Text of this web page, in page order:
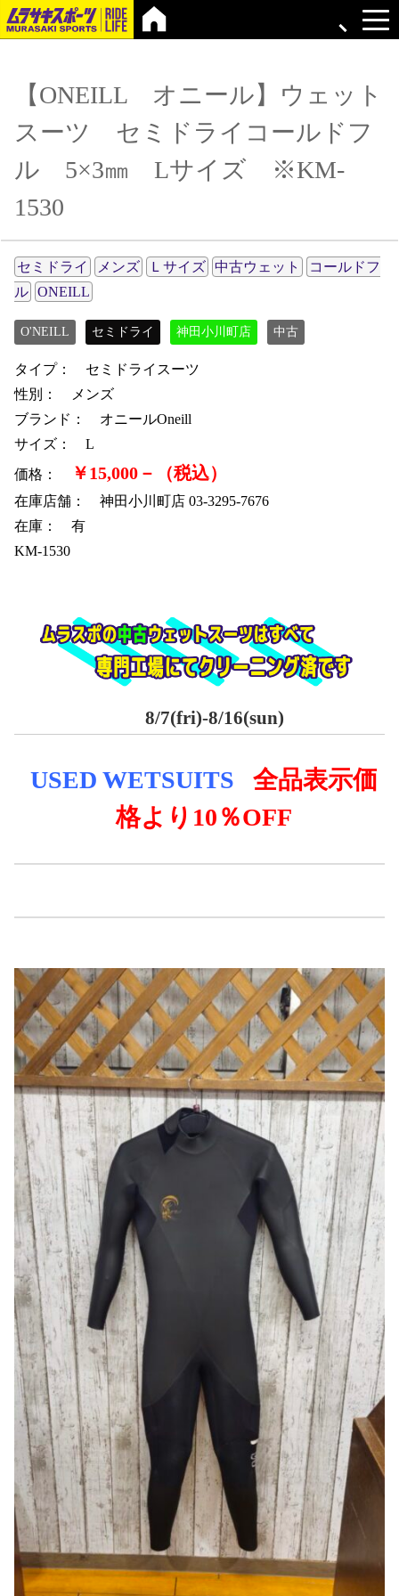
【ONEILL オニール】ウェット
スーツ セミドライコールドフ
ル 5×3㎜ Lサイズ ※KM-
1530
セミドライ メンズ Ｌサイズ 中古ウェット
コールドフ
ル ONEILL
O'NEILL セミドライ 神田小川町店 中古
タイプ： セミドライスーツ
性別： メンズ
ブランド： オニールOneill
サイズ： L
価格：
￥15,000－（税込）
在庫店舗： 神田小川町店 03-3295-7676
在庫： 有
KM-1530
8/7(fri)-8/16(sun)
USED WETSUITS
全品表示価
格より 10％OFF